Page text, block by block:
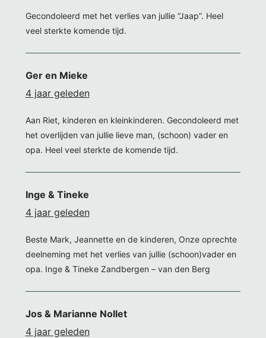
Gecondoleerd met het verlies van jullie “Jaap”. Heel
veel sterkte komende tijd.
Ger en Mieke
4 jaar geleden
Aan Riet, kinderen en kleinkinderen. Gecondoleerd met
het overlijden van jullie lieve man, (schoon) vader en
opa. Heel veel sterkte de komende tijd.
Inge & Tineke
4 jaar geleden
Beste Mark, Jeannette en de kinderen, Onze oprechte
deelneming met het verlies van jullie (schoon)vader en
opa. Inge & Tineke Zandbergen – van den Berg
Jos & Marianne Nollet
4 jaar geleden